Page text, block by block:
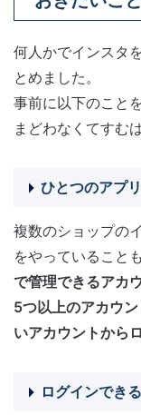
何人かでインスタ
とめました。
事前に以下のこと
まどわなくてすむ
ひとつのアプ
複数のショップの
をやっていること
で管理できるアカ
5つ以上のアカウ
いアカウントから
ログインでき